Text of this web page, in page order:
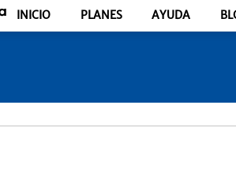
INICIO PLANES AYUDA